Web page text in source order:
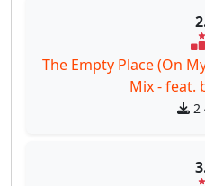
The Empty Place (On
Mix - feat.
2